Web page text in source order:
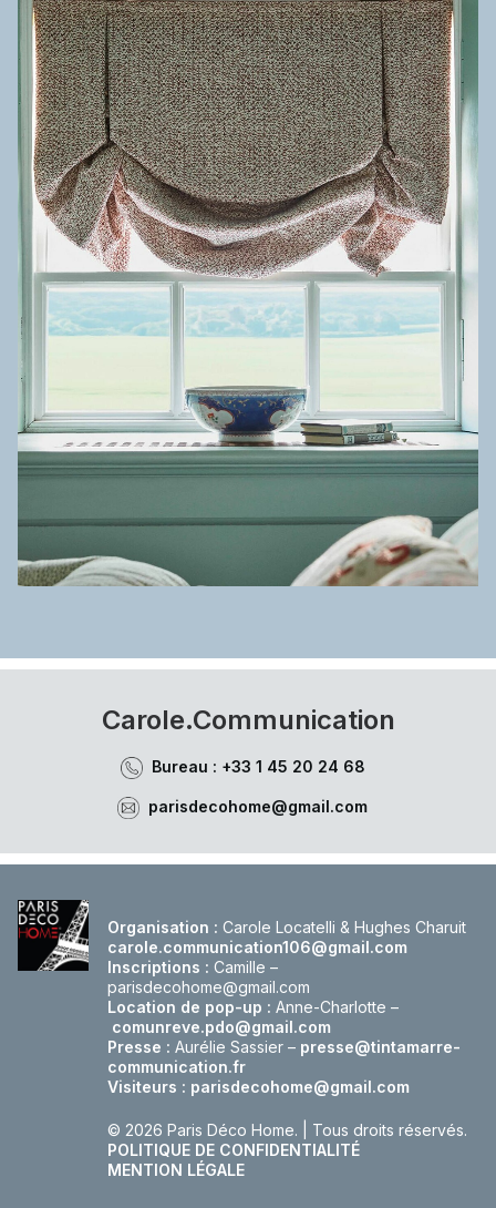
Carole.Communication
Bureau : +33 1 45 20 24 68
parisdecohome@gmail.com
Organisation : Carole Locatelli & Hughes Charuit
carole.communication106@gmail.com
Inscriptions : Camille –
parisdecohome@gmail.com
Location de pop-up : Anne-Charlotte –
comunreve.pdo@gmail.com
Presse : Aurélie Sassier – presse@tintamarre-
communication.fr
Visiteurs : parisdecohome@gmail.com
© 2026 Paris Déco Home.
| Tous droits réservés.
POLITIQUE DE CONFIDENTIALITÉ
MENTION LÉGALE